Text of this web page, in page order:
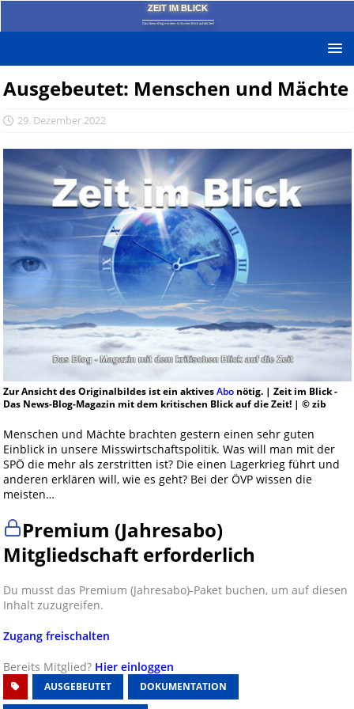
ZEIT IM BLICK
Das News-Blog mit dem kritischen Blick auf die Zeit!
Ausgebeutet: Menschen und Mächte
29. Dezember 2022
Zur Ansicht des Originalbildes ist ein aktivesAbonötig. | Zeit im Blick -
Das News-Blog-Magazin mit dem kritischen Blick auf die Zeit! | © zib
Menschen und Mächte brachten gestern einen sehr guten
Einblick in unsere Misswirtschaftspolitik. Was will man mit der
SPÖ die mehr als zerstritten ist? Die einen Lagerkrieg führt und
anderen erklären will, wie es geht? Bei der ÖVP wissen die
meisten…
Premium (Jahresabo)
Mitgliedschaft erforderlich
Du musst das Premium (Jahresabo)-Paket buchen, um auf diesen
Inhalt zuzugreifen.
Zugang freischalten
Bereits Mitglied? Hier einloggen
AUSGEBEUTET DOKUMENTATION